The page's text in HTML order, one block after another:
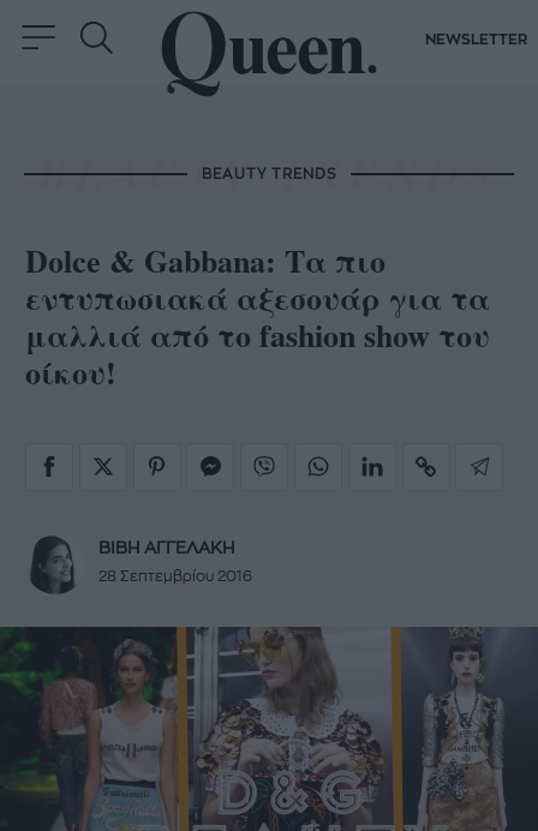
NEWSLETTER
BEAUTY TRENDS
Dolce & Gabbana: Τα πιο
εντυπωσιακά αξεσουάρ για τα
μαλλιά από το fashion show του
οίκου!
ΒΙΒΗ ΑΓΓΕΛΑΚΗ
28 Σεπτεμβρίου 2016